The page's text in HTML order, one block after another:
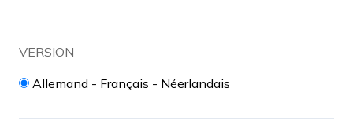
VERSION
Allemand - Français - Néerlandais